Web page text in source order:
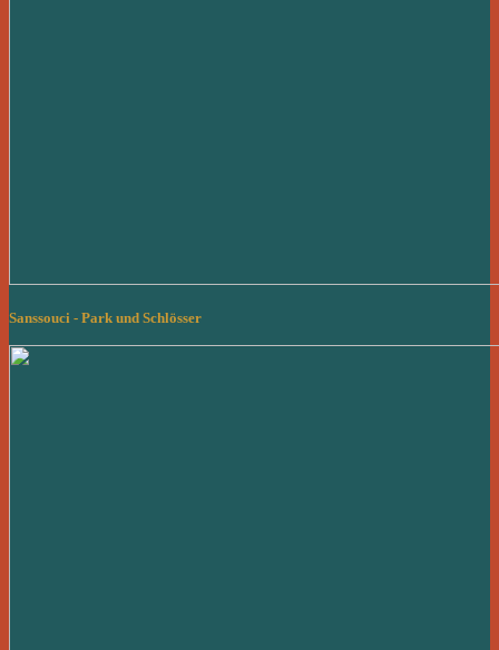
Sanssouci - Park und Schlösser